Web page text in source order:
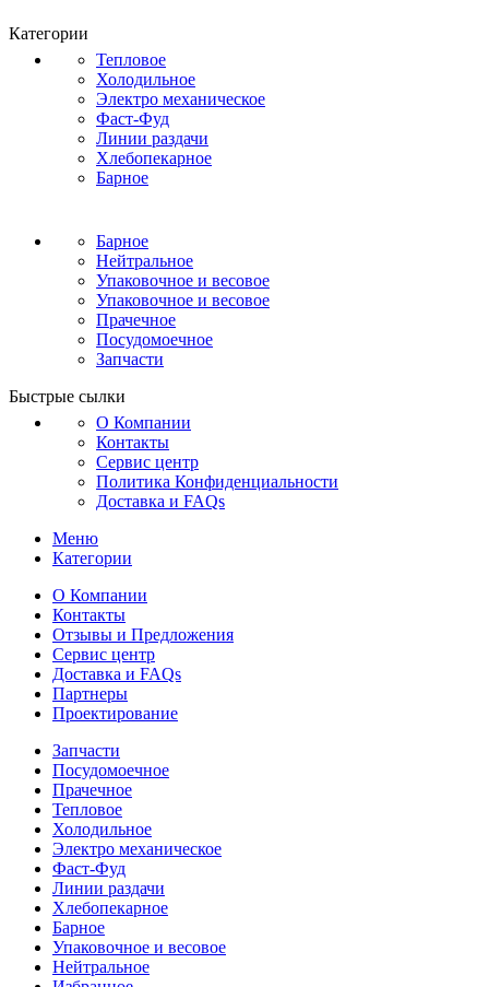
Категории
Тепловое
Холодильное
Электро механическое
Фаст-Фуд
Линии раздачи
Хлебопекарное
Барное
Барное
Нейтральное
Упаковочное и весовое
Упаковочное и весовое
Прачечное
Посудомоечное
Запчасти
Быстрые сылки
О Компании
Контакты
Сервис центр
Политика Конфиденциальности
Доставка и FAQs
Меню
Категории
О Компании
Контакты
Отзывы и Предложения
Сервис центр
Доставка и FAQs
Партнеры
Проектирование
Запчасти
Посудомоечное
Прачечное
Тепловое
Холодильное
Электро механическое
Фаст-Фуд
Линии раздачи
Хлебопекарное
Барное
Упаковочное и весовое
Нейтральное